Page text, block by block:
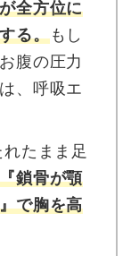
全方位に
る。もし
腹の圧力
、呼吸エ
たまま足
鎖骨が顎
で胸を高